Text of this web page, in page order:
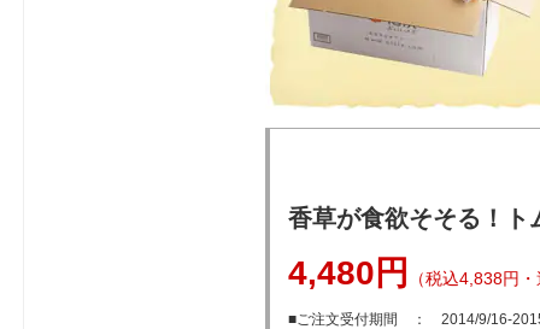
香草が食欲そそる！ト
4,480円 （税込4,838円
■ご注文受付期間 ： 2014/9/16-